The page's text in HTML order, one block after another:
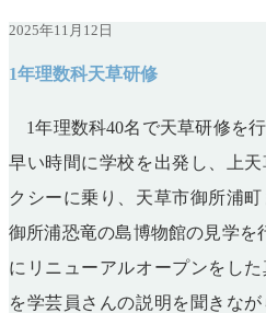
2025年11月12日
1年理数科天草研修
1年理数科40名で天草研修を
早い時間に学校を出発し、上
クシーに乗り、天草市御所浦
御所浦恐竜の島博物館の見学を
にリニューアルオープンをし
を学芸員さんの説明を聞きな